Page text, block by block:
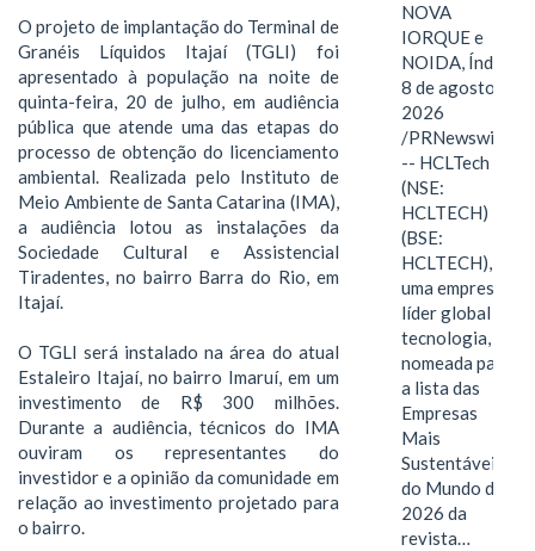
O projeto de implantação do Terminal de
Granéis Líquidos Itajaí (TGLI) foi
apresentado à população na noite de
quinta-feira, 20 de julho, em audiência
pública que atende uma das etapas do
processo de obtenção do licenciamento
ambiental. Realizada pelo Instituto de
Meio Ambiente de Santa Catarina (IMA),
a audiência lotou as instalações da
Sociedade Cultural e Assistencial
Tiradentes, no bairro Barra do Rio, em
Itajaí.
O TGLI será instalado na área do atual
Estaleiro Itajaí, no bairro Imaruí, em um
investimento de R$ 300 milhões.
Durante a audiência, técnicos do IMA
ouviram os representantes do
investidor e a opinião da comunidade em
relação ao investimento projetado para
o bairro.
NOVA
IORQUE e
NOIDA, Índia,
8 de agosto de
2026
/PRNewswire/
-- HCLTech
(NSE:
HCLTECH)
(BSE:
HCLTECH),
uma empresa
líder global em
tecnologia, foi
nomeada para
a lista das
Empresas
Mais
Sustentáveis
do Mundo de
2026 da
revista…